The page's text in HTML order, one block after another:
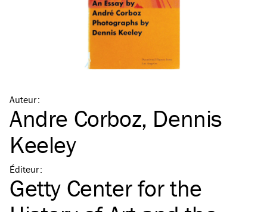
Auteur:
Andre Corboz, Dennis
Keeley
Éditeur:
Getty Center for the